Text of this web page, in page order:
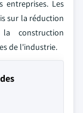
entreprises. Les
sur la réduction
construction
de l'industrie.